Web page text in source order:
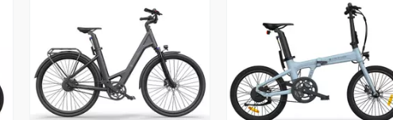
Vista Previa Vista Previa